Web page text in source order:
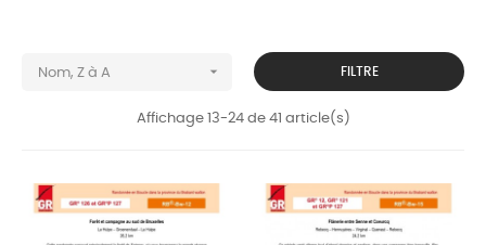
Nom, Z à A  FILTRE
Affichage 13-24 de 41 article(s)